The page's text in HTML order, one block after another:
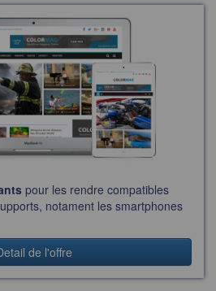
pour les rendre compatibles
notament les smartphones
de l'offre